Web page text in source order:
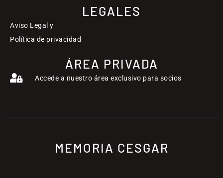
LEGALES
Aviso Legal y
Política de privacidad
ÁREA PRIVADA
Accede a nuestro área exclusivo para socios
MEMORIA CESGAR